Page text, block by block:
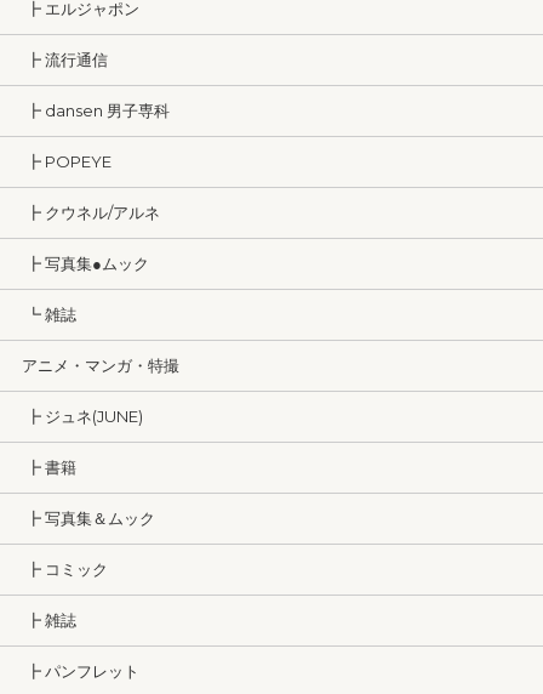
┣ エルジャポン
┣ 流行通信
┣ dansen 男子専科
┣ POPEYE
┣ クウネル/アルネ
┣ 写真集●ムック
┗ 雑誌
アニメ・マンガ・特撮
┣ ジュネ(JUNE)
┣ 書籍
┣ 写真集＆ムック
┣ コミック
┣ 雑誌
┣ パンフレット